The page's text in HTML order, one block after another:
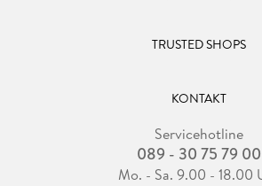
TRUSTED SHOPS
KONTAKT
Servicehotline
089 - 30 75 79 00
Mo. - Sa. 9.00 - 18.00